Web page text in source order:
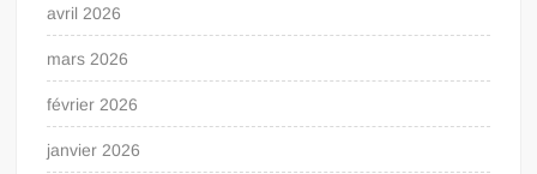
avril 2026
mars 2026
février 2026
janvier 2026